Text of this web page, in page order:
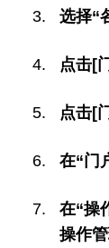
选择“
点击[
点击[
在“门
在“操
操作